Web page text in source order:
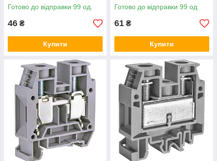
Готово до відправки 99 од.
46 ₴
Купити
Готово до відправки 99 од.
61 ₴
Купити